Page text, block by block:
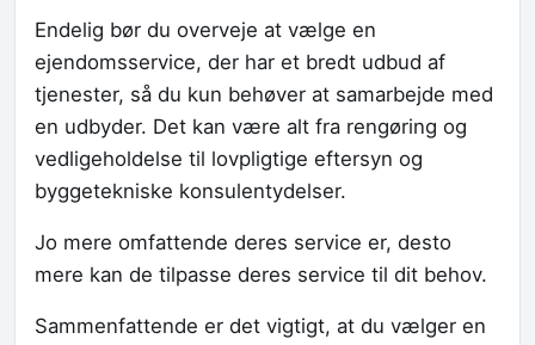
Endelig bør du overveje at vælge en
ejendomsservice, der har et bredt udbud af
tjenester, så du kun behøver at samarbejde med
en udbyder. Det kan være alt fra rengøring og
vedligeholdelse til lovpligtige eftersyn og
byggetekniske konsulentydelser.
Jo mere omfattende deres service er, desto
mere kan de tilpasse deres service til dit behov.
Sammenfattende er det vigtigt, at du vælger en